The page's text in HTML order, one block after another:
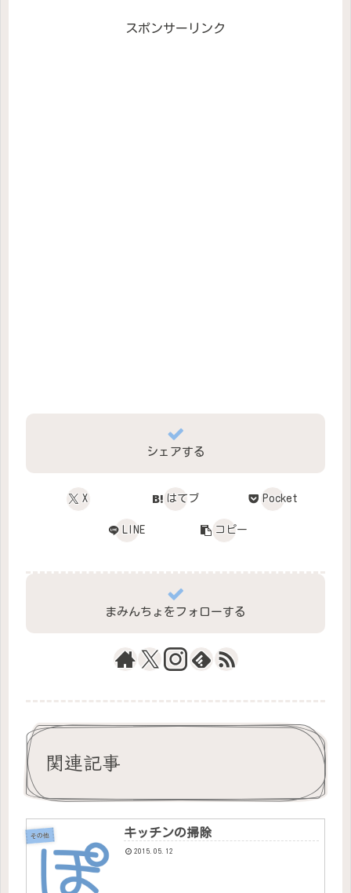
スポンサーリンク
シェアする
X はてブ Pocket
LINE コピー
まみんちょをフォローする
関連記事
その他 キッチンの掃除
2015.05.12